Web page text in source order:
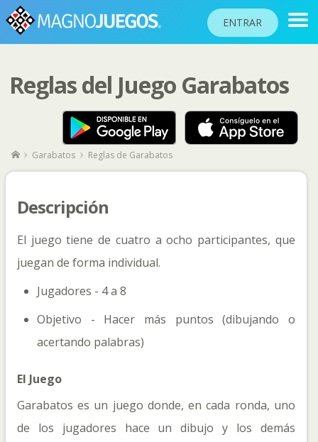
ENTRAR
RANKINGS
TORNEOS
COMUNIDAD
AYUDA
PASAPORTE
JUGAR
Reglas del Juego Garabatos
Garabatos Reglas de Garabatos
Descripción
El juego tiene de cuatro a ocho participantes, que
juegan de forma individual.
Jugadores - 4 a 8
Objetivo - Hacer más puntos (dibujando o
acertando palabras)
El Juego
Garabatos es un juego donde, en cada ronda, uno
de los jugadores hace un dibujo y los demás